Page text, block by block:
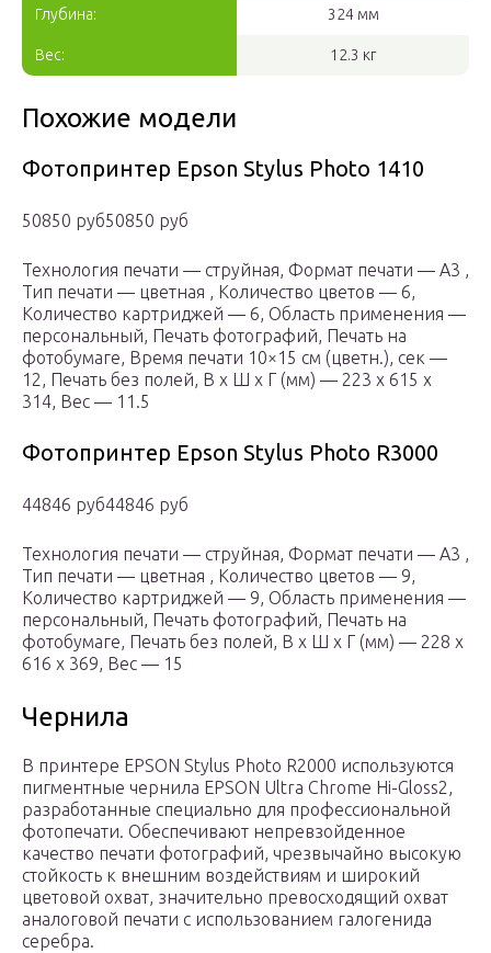
Глубина: 324 мм
Вес: 12.3 кг
Похожие модели
Фотопринтер Epson Stylus Photo 1410
50850 руб50850 руб
Технология печати — струйная, Формат печати — A3 ,
Тип печати — цветная , Количество цветов — 6,
Количество картриджей — 6, Область применения —
персональный, Печать фотографий, Печать на
фотобумаге, Время печати 10×15 см (цветн.), сек —
12, Печать без полей, В x Ш x Г (мм) — 223 x 615 x
314, Вес — 11.5
Фотопринтер Epson Stylus Photo R3000
44846 руб44846 руб
Технология печати — струйная, Формат печати — A3 ,
Тип печати — цветная , Количество цветов — 9,
Количество картриджей — 9, Область применения —
персональный, Печать фотографий, Печать на
фотобумаге, Печать без полей, В x Ш x Г (мм) — 228 x
616 x 369, Вес — 15
Чернила
В принтере EPSON Stylus Photo R2000 используются
пигментные чернила EPSON Ultra Chrome Hi-Gloss2,
разработанные специально для профессиональной
фотопечати. Обеспечивают непревзойденное
качество печати фотографий, чрезвычайно высокую
стойкость к внешним воздействиям и широкий
цветовой охват, значительно превосходящий охват
аналоговой печати с использованием галогенида
серебра.